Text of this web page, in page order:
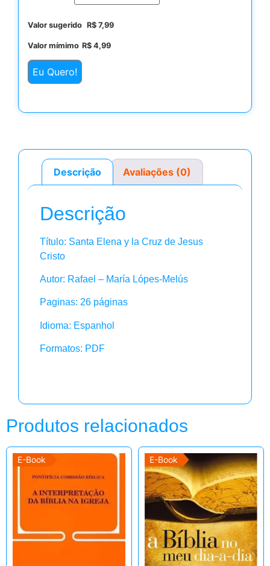
Valor sugerido R$ 7,99
Valor mímimo R$ 4,99
Eu Quero!
Descrição Avaliações (0)
Descrição
Título: Santa Elena y la Cruz de Jesus
Cristo
Autor: Rafael – María Lópes-Melús
Paginas: 26 páginas
Idioma: Espanhol
Formatos: PDF
Produtos relacionados
E-Book E-Book